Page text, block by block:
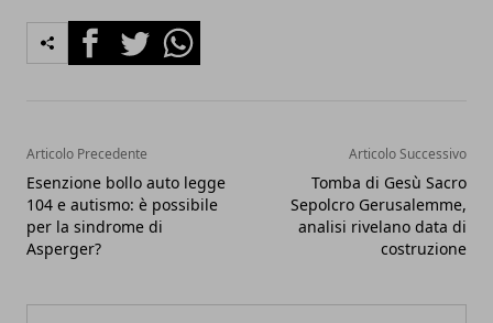
FacebookTwitterWhatsapp
Articolo Precedente
Esenzione bollo auto legge
104 e autismo: è possibile
per la sindrome di
Asperger?
Articolo Successivo
Tomba di Gesù Sacro
Sepolcro Gerusalemme,
analisi rivelano data di
costruzione